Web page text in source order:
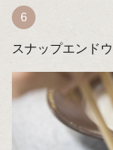
スナップエンド